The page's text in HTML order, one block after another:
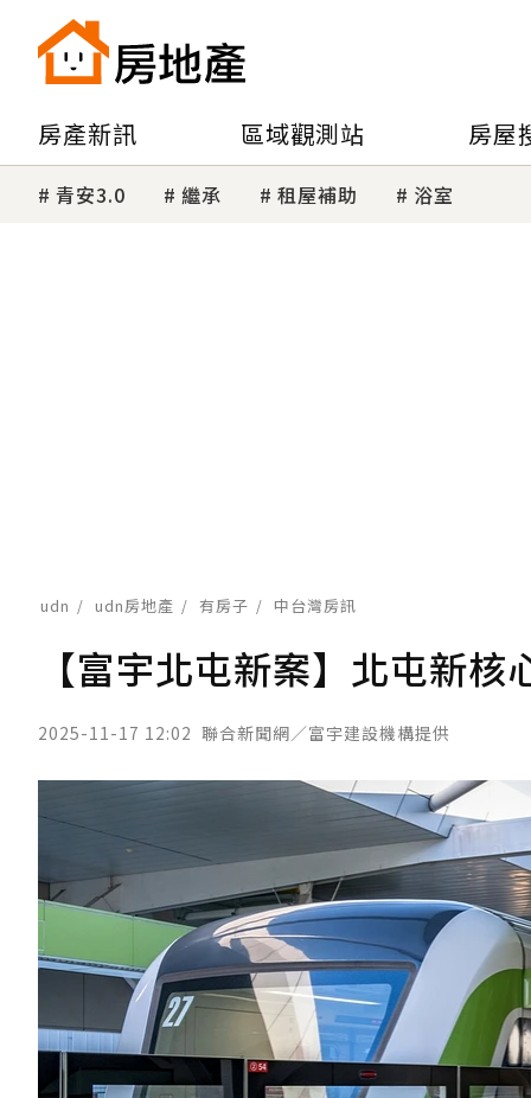
房產新訊 區域觀測站 房屋
青安3.0 繼承 租屋補助 浴室
udn udn房地產 有房子 中台灣房訊
【富宇北屯新案】北屯新
2025-11-17 12:02 聯合新聞網／富宇建設機構提供